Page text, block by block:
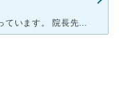
女性の先生を探していたので、こちらに通っています。 院長先生ともうお一人、女性の先生がいますが、どちらの先生も気取らず気さくなお人柄です。 予防歯科に力を入れているようで、時々染色して歯ブラシ